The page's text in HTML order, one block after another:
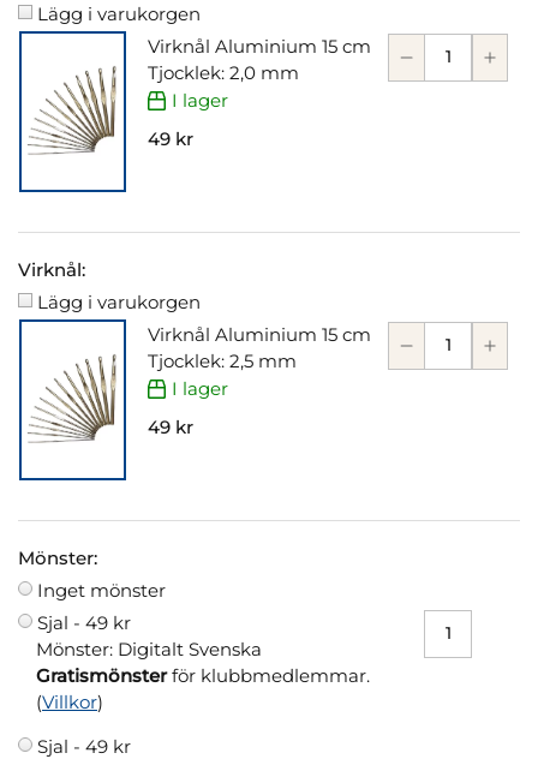
Lägg i varukorgen
Virknål Aluminium 15 cm
Tjocklek: 2,0 mm
I lager
49 kr
Virknål:
Lägg i varukorgen
Virknål Aluminium 15 cm
Tjocklek: 2,5 mm
I lager
49 kr
Mönster:
Inget mönster
Sjal - 49 kr
Mönster: Digitalt Svenska
Gratismönsterför klubbmedlemmar.
(Villkor)
Sjal - 49 kr